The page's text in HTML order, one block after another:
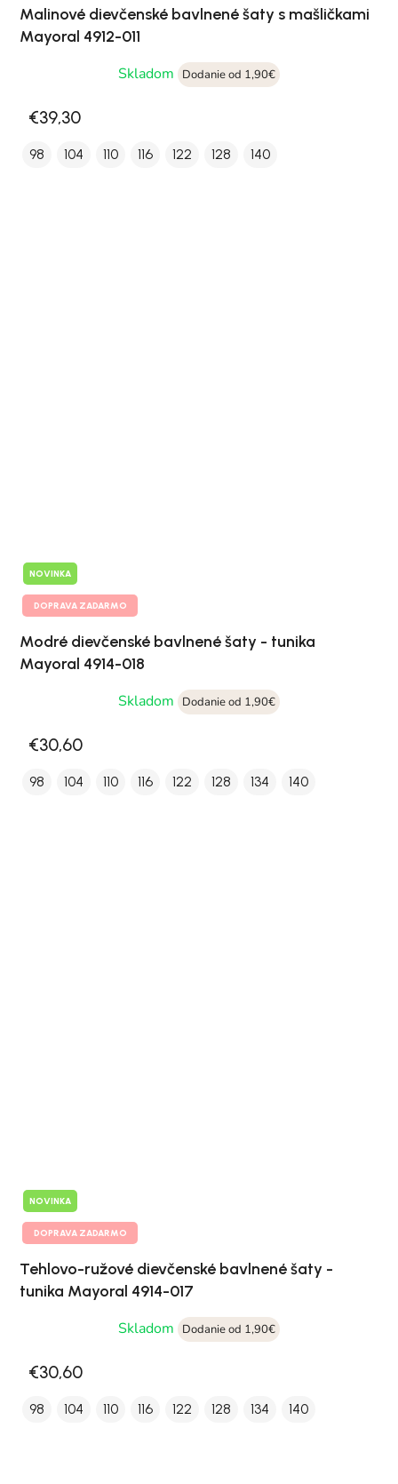
Malinové dievčenské bavlnené šaty s mašličkami
Mayoral 4912-011
Skladom
Dodanie od 1,90€
€39,30
98 104 110 116 122 128 140
NOVINKA
DOPRAVA ZADARMO
Modré dievčenské bavlnené šaty - tunika
Mayoral 4914-018
Skladom
Dodanie od 1,90€
€30,60
98 104 110 116 122 128 134 140
NOVINKA
DOPRAVA ZADARMO
Tehlovo-ružové dievčenské bavlnené šaty -
tunika Mayoral 4914-017
Skladom
Dodanie od 1,90€
€30,60
98 104 110 116 122 128 134 140